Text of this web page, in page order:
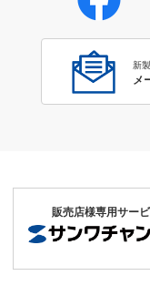
新
メ
販売店様専用サー